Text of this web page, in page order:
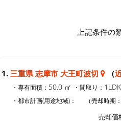
上記条件の
1. 三重県 志摩市 大王町波切 （
・専有面積： 50.0 ㎡ ・間取り： 1LDK
・都市計画(用途地域)： （売却時期
売却価